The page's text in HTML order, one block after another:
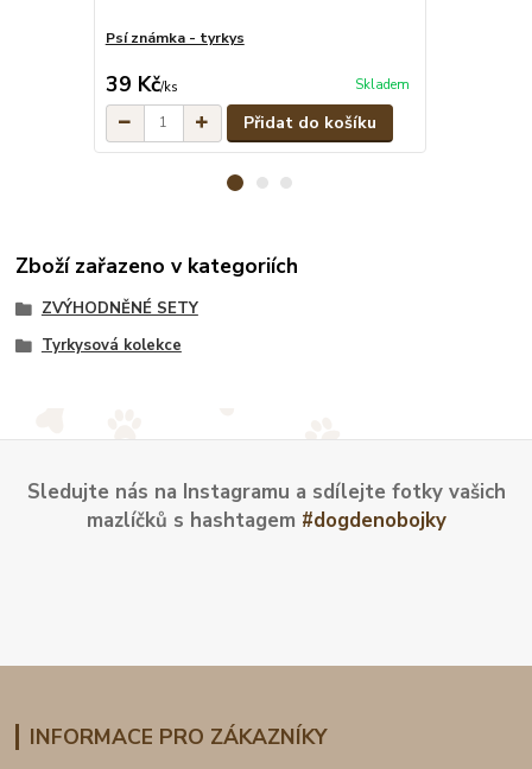
Psí známka - tyrkys
39 Kč/ks Skladem
Přidat do košíku
Zboží zařazeno v kategoriích
ZVÝHODNĚNÉ SETY
Tyrkysová kolekce
Sledujte nás na Instagramu a sdílejte fotky vašich
mazlíčků s hashtagem #dogdenobojky
INFORMACE PRO ZÁKAZNÍKY